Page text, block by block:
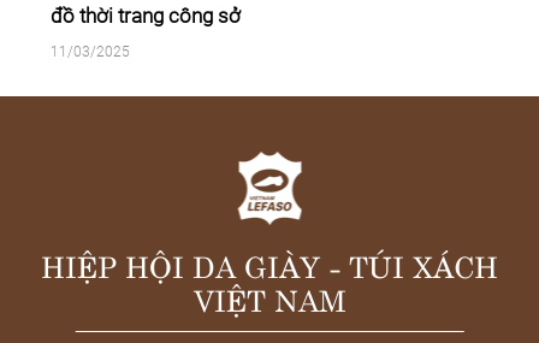
đồ thời trang công sở
11/03/2025
HIỆP HỘI DA GIÀY - TÚI XÁCH
VIỆT NAM